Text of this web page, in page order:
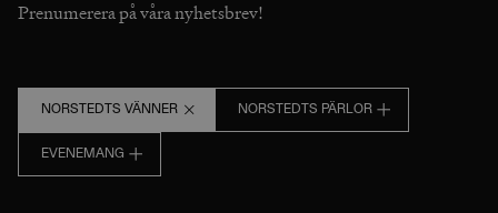
Prenumerera på våra nyhetsbrev!
NORSTEDTS VÄNNER NORSTEDTS PÄRLOR
EVENEMANG